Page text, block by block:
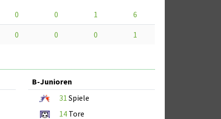
0 0 1 6
0 0 0 1
B-Junioren
31 Spiele
14Tore